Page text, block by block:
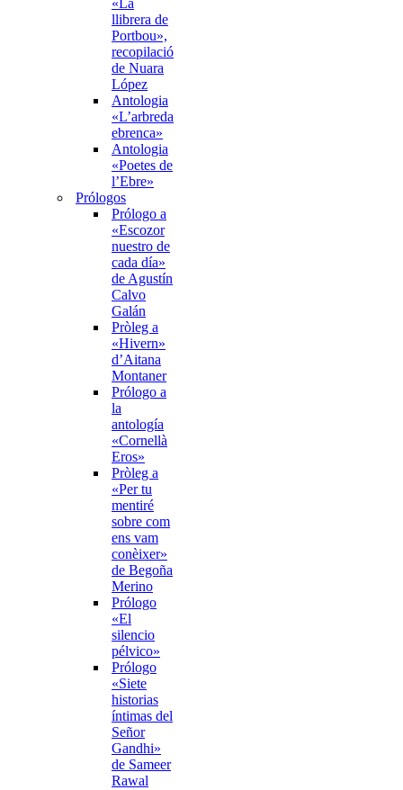
«La
llibrera de
Portbou»,
recopilació
de Nuara
López
Antologia
«L’arbreda
ebrenca»
Antologia
«Poetes de
l’Ebre»
Prólogos
Prólogo a
«Escozor
nuestro de
cada día»
de Agustín
Calvo
Galán
Pròleg a
«Hivern»
d’Aitana
Montaner
Prólogo a
la
antología
«Cornellà
Eros»
Pròleg a
«Per tu
mentiré
sobre com
ens vam
conèixer»
de Begoña
Merino
Prólogo
«El
silencio
pélvico»
Prólogo
«Siete
historias
íntimas del
Señor
Gandhi»
de Sameer
Rawal